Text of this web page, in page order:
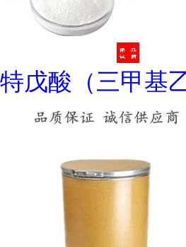
特戊酸（三甲基